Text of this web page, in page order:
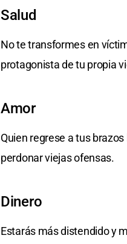
Salud
No te transformes en
protagonista de tu propia
Amor
Quien regrese a tus
perdonar viejas ofensas.
Dinero
Estarás más distendido y